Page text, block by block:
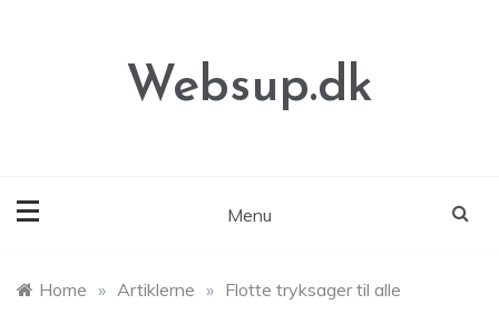
Websup.dk
Menu
Home » Artiklerne » Flotte tryksager til alle